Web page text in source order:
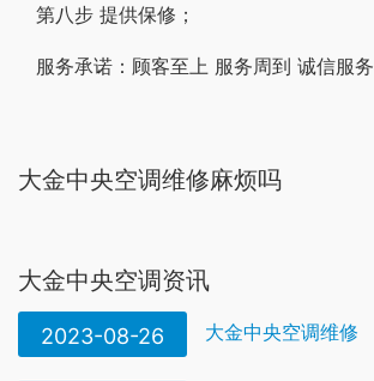
第八步 提供保修；
服务承诺：顾客至上 服务周到 诚信服务
大金中央空调维修麻烦吗
大金中央空调资讯
2023-08-26 大金中央空调维修